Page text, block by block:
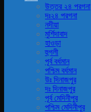
উত্তর ২৪ পরগনা
দঃ২৪ পরগনা
নদীয়া
মুর্শিদাবাদ
হাওড়া
হুগলী
পূর্ব বর্ধমান
পশ্চিম বর্ধমান
উঃ দিনাজপুর
দঃ দিনাজপুর
পূর্ব মেদিনীপুর
পশ্চিম মেদিনীপুর